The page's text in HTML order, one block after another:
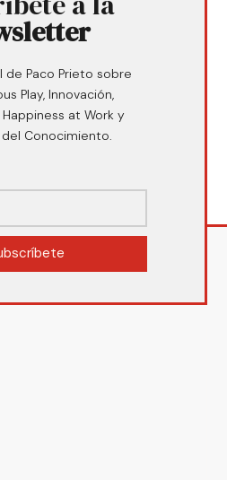
de Paco Prieto sobre
Play, Innovación,
at Work y
Conocimiento.